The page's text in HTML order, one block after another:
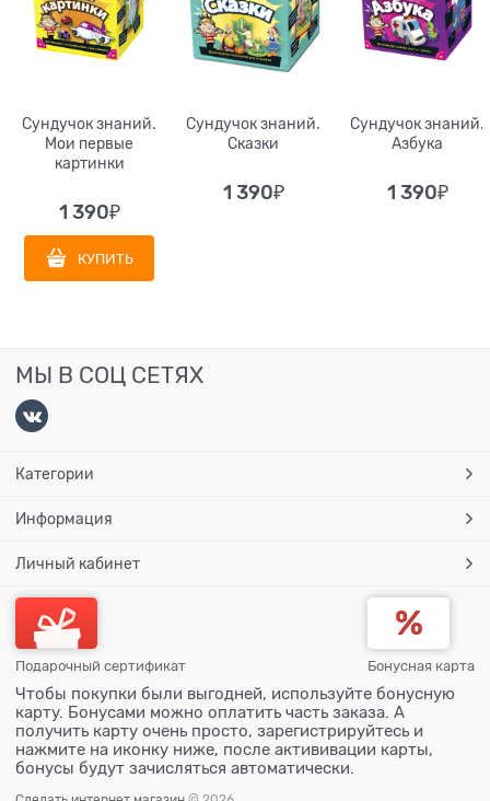
Сундучок знаний.
Мои первые
картинки
1 390₽
КУПИТЬ
Сундучок знаний.
Сказки
1 390₽
Сундучок знаний.
Азбука
1 390₽
МЫ В СОЦ СЕТЯХ
Категории
Информация
Личный кабинет
Подарочный сертификат Бонусная карта
Чтобы покупки были выгодней, используйте бонусную
карту. Бонусами можно оплатить часть заказа. А
получить карту очень просто, зарегистрируйтесь и
нажмите на иконку ниже, после актививации карты,
бонусы будут зачисляться автоматически.